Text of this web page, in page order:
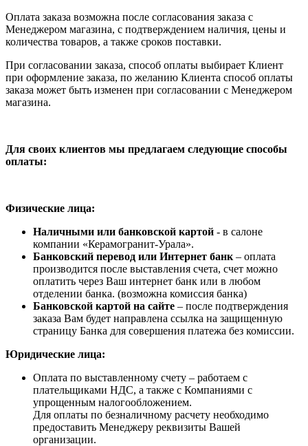
Оплата заказа возможна после согласования заказа с
Менеджером магазина, с подтверждением наличия, цены и
количества товаров, а также сроков поставки.
При согласовании заказа, способ оплаты выбирает Клиент
при оформление заказа, по желанию Клиента способ оплаты
заказа может быть изменен при согласовании с Менеджером
магазина.
Для своих клиентов мы предлагаем следующие способы
оплаты:
Физические лица:
Наличными или банковской картой - в салоне
компании «Керамогранит-Урала».
Банковский перевод или Интернет банк – оплата
производится после выставления счета, счет можно
оплатить через Ваш интернет банк или в любом
отделении банка. (возможна комиссия банка)
Банковской картой на сайте – после подтверждения
заказа Вам будет направлена ссылка на защищенную
страницу Банка для совершения платежа без комиссии.
Юридические лица:
Оплата по выставленному счету – работаем с
плательщиками НДС, а также с Компаниями с
упрощенным налогообложением.
Для оплаты по безналичному расчету необходимо
предоставить Менеджеру реквизиты Вашей
организации.